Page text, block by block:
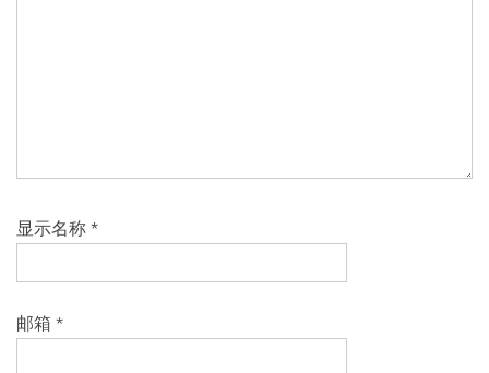
显示名称 *
邮箱 *